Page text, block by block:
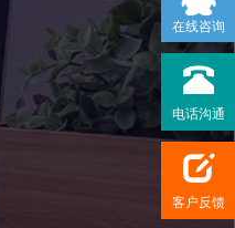
在线咨询
电话沟通
客户反馈